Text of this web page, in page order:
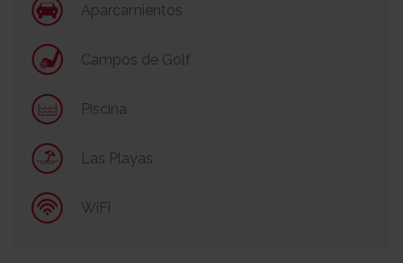
Aparcamientos
Campos de Golf
Piscina
Las Playas
WiFi